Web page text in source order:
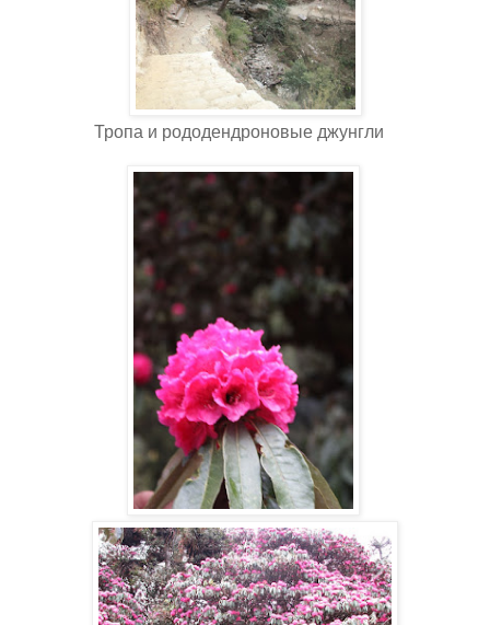
Тропа и рододендроновые джунгли